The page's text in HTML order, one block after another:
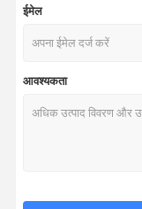
सुगंधित तेल
सुगंधित तेल
गंध विसारक तेल
ईमेल
आवश्यकता